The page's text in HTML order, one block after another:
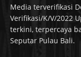
Media terverifikasi
Verifikasi/K/V/2022
terkini, terpercaya
Seputar Pulau Bali.